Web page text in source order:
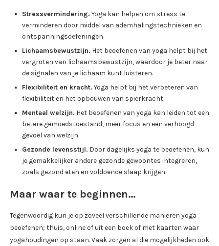
Stressvermindering. Yoga kan helpen om stress te
verminderen door middel van ademhalingstechnieken en
ontspanningsoefeningen.
Lichaamsbewustzijn. Het beoefenen van yoga helpt bij het
vergroten van lichaamsbewustzijn, waardoor je beter naar
de signalen van je lichaam kunt luisteren.
Flexibiliteit en kracht. Yoga helpt bij het verbeteren van
flexibiliteit en het opbouwen van spierkracht.
Mentaal welzijn. Het beoefenen van yoga kan leiden tot een
betere gemoedstoestand, meer focus en een verhoogd
gevoel van welzijn.
Gezonde levensstijl. Door dagelijks yoga te beoefenen, kun
je gemakkelijker andere gezonde gewoontes integreren,
zoals gezond eten en voldoende slaap krijgen.
Maar waar te beginnen…
Tegenwoordig kun je op zoveel verschillende manieren yoga
beoefenen; thuis, online of uit een boek of met kaarten waar
yogahoudingen op staan. Vaak zorgen al die mogelijkheden ook